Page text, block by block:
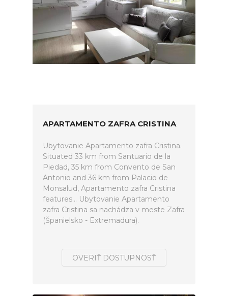
APARTAMENTO ZAFRA CRISTINA
Ubytovanie Apartamento zafra Cristina.
Situated 33 km from Santuario de la
Piedad, 35 km from Convento de San
Antonio and 36 km from Palacio de
Monsalud, Apartamento zafra Cristina
features... Ubytovanie Apartamento
zafra Cristina sa nachádza v meste Zafra
(Španielsko - Extremadura).
OVERIŤ DOSTUPNOSŤ